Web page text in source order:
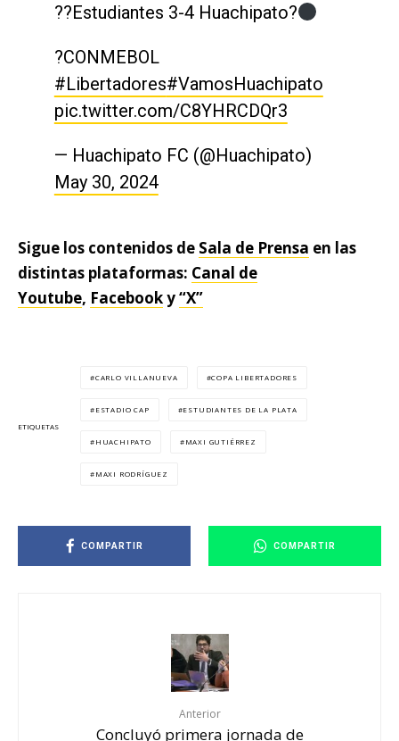
??Estudiantes 3-4 Huachipato?
?CONMEBOL
#Libertadores#VamosHuachipato
pic.twitter.com/C8YHRCDQr3
— Huachipato FC (@Huachipato)
May 30, 2024
Sigue los contenidos de Sala de Prensa en las
distintas plataformas: Canal de
Youtube, Facebooky“X”
ETIQUETAS
CARLO VILLANUEVA COPA LIBERTADORES
ESTADIO CAP ESTUDIANTES DE LA PLATA
HUACHIPATO MAXI GUTIÉRREZ
MAXI RODRÍGUEZ
COMPARTIR COMPARTIR
Anterior
Concluyó primera jornada de